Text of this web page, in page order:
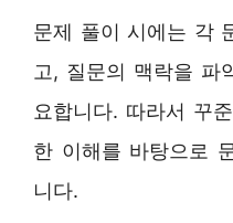
문제 풀이 시에는 각
고, 질문의 맥락을 파
요합니다. 따라서 꾸
한 이해를 바탕으로
니다.